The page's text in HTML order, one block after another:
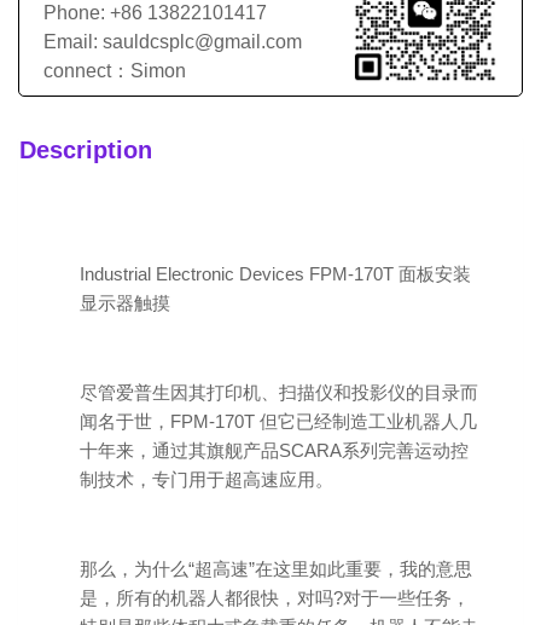
Phone: +86 13822101417
Email: sauldcsplc@gmail.com
connect：Simon
Description
Industrial Electronic Devices FPM-170T 面板安装
显示器触摸
尽管爱普生因其打印机、扫描仪和投影仪的目录而
闻名于世，FPM-170T 但它已经制造工业机器人几
十年来，通过其旗舰产品SCARA系列完善运动控
制技术，专门用于超高速应用。
那么，为什么“超高速”在这里如此重要，我的意思
是，所有的机器人都很快，对吗?对于一些任务，